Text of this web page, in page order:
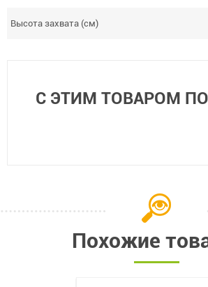
Высота захвата (см)
С ЭТИМ ТОВАРОМ
Похожие